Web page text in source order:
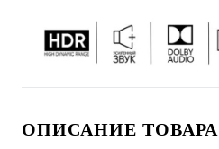
ОПИСАНИЕ ТОВАРА